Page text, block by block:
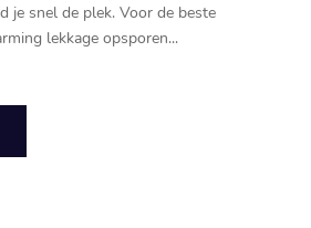
je snel de plek.​ Voor de beste
lekkage opsporen...